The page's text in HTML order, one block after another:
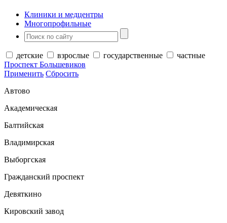
Клиники и медцентры
Многопрофильные
детские взрослые государственные
частные
Проспект Большевиков
Применить Сбросить
Автово
Академическая
Балтийская
Владимирская
Выборгская
Гражданский проспект
Девяткино
Кировский завод